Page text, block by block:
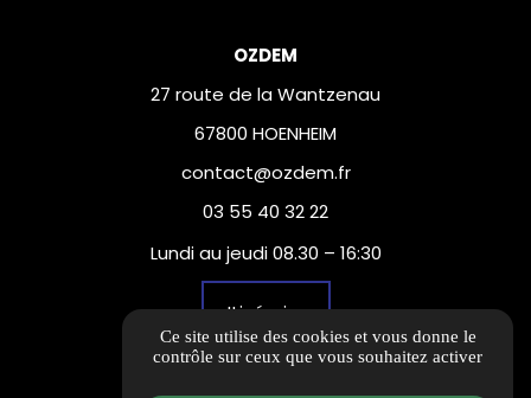
OZDEM
27 route de la Wantzenau
67800 HOENHEIM
contact@ozdem.fr
03 55 40 32 22
Lundi au jeudi 08.30 – 16:30
Itinéraire
Ce site utilise des cookies et vous donne le
contrôle sur ceux que vous souhaitez activer